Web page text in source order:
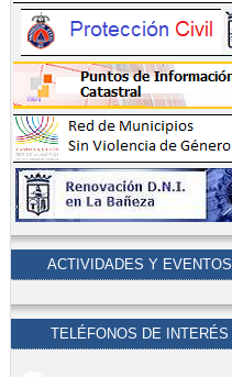
ACTIVIDADES Y EVENTOS
TELÉFONOS DE INTERÉS